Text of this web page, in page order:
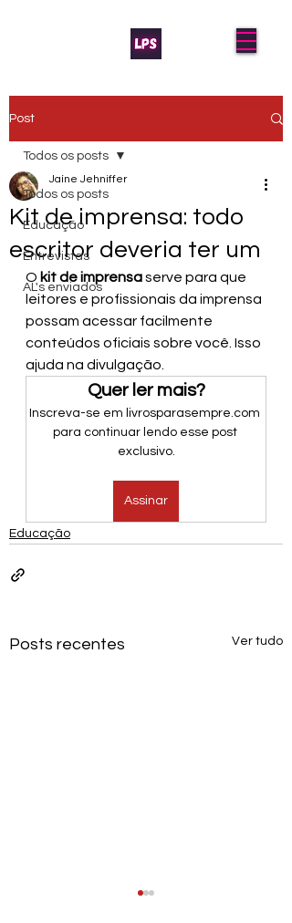
Post
Todos os posts
Educação
Entrevistas
AL's enviados
Todos os posts
Kit de imprensa: todo
escritor deveria ter um
Jaíne Jehniffer
O kit de imprensa serve para que
leitores e profissionais da imprensa
possam acessar facilmente
conteúdos oficiais sobre você. Isso
ajuda na divulgação.
Quer ler mais?
Inscreva-se em livrosparasempre.com
para continuar lendo esse post
exclusivo.
Assinar
Educação
Posts recentes Ver tudo